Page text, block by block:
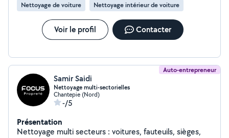
Nettoyage de voiture Nettoyage intérieur de voiture
Voir le profil Contacter
Auto-entrepreneur
Samir Saidi
Nettoyage multi-sectorielles
Chantepie (Nord)
-/5
Présentation
Nettoyage multi secteurs : voitures, fauteuils, sièges,